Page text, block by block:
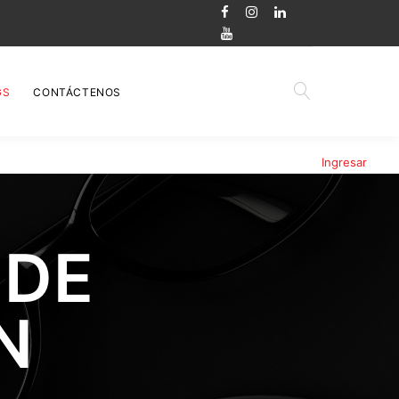
CONTÁCTENOS
Ingresar